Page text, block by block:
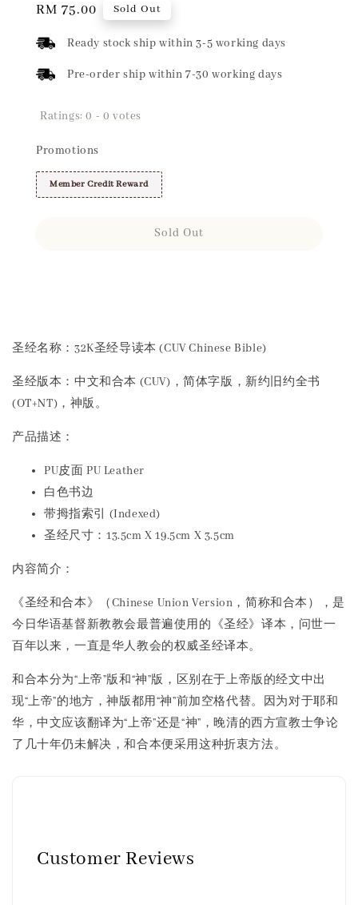
Regular
RM 75.00 Sold Out
Ready stock ship within 3-5 working days
Pre-order ship within 7-30 working days
Ratings:0 - 0 votes
Promotions
Member Credit Reward
Sold Out
圣经名称：32K圣经导读本 (CUV Chinese Bible)
圣经版本：中文和合本 (CUV)，简体字版，新约旧约全书
(OT+NT)，神版。
产品描述：
PU皮面 PU Leather
白色书边
带拇指索引 (Indexed)
圣经尺寸：13.5cm X 19.5cm X 3.5cm
内容简介：
《圣经和合本》（Chinese Union Version，简称和合本），是
今日华语基督新教教会最普遍使用的《圣经》译本，问世一
百年以来，一直是华人教会的权威圣经译本。
和合本分为“上帝”版和“神”版，区别在于上帝版的经文中出
现“上帝”的地方，神版都用“神”前加空格代替。因为对于耶和
华，中文应该翻译为“上帝”还是“神”，晚清的西方宣教士争论
了几十年仍未解决，和合本便采用这种折衷方法。
Customer Reviews